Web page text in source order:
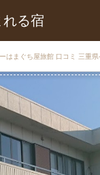
る宿
はまぐち屋旅館 口コミ 三重